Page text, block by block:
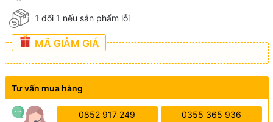
1 đổi 1 nếu sản phẩm lỗi
MÃ GIẢM GIÁ
Tư vấn mua hàng
0852 917 249 0355 365 936